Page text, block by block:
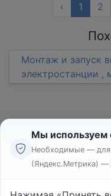
‹ 1 2
Монтаж и запуск
электростанции ,
Мы
Необходимые — для
(Яндекс.Метрика) —